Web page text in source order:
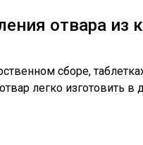
отвара из
сборе,
легко изготовить в